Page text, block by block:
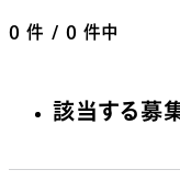
0 件 / 0 件中
該当する募